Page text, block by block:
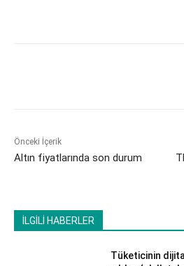
Önceki İçerik
Altın fiyatlarında son durum
İLGİLİ HABERLER
Tüketicinin